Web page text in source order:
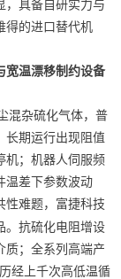
，具备自研实力与
得的进口替代机
宽温漂移制约设备
混杂硫化气体，普
长期运行出现阻值
机；机器人伺服频
温差下参数波动
难题， 富捷科技
。抗硫化电阻增设
质；全系列高端产
经上千次高低温循